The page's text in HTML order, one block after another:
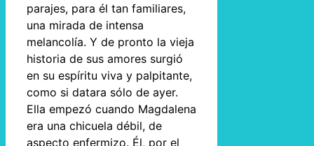
parajes, para él tan familiares,
una mirada de intensa
melancolía. Y de pronto la vieja
historia de sus amores surgió
en su espíritu viva y palpitante,
como si datara sólo de ayer.
Ella empezó cuando Magdalena
era una chicuela débil, de
aspecto enfermizo. Él, por el